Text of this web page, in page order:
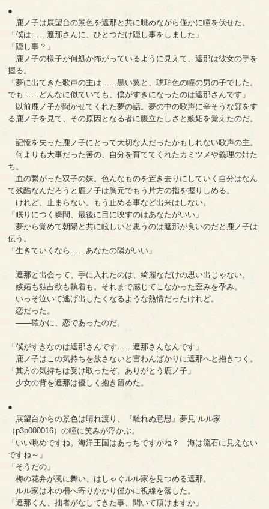
●
鹿ノ子は展望台の景色を遮那と共に眺めながら僅かに瞳を伏せた。
「僕は……遮那さんに、ひとつだけ隠し事をしました」
「隠し事？」
鹿ノ子の様子が何処か怖がっているように見えて、遮那は彼女の手を
握る。
「夢に出てきた歌声の主は……黒い翼と、琥珀色の瞳の男の子でした。
でも……どんなに似ていても、僕がすきになったのは遮那さんです」
以前鹿ノ子が聞かせてくれた夢の話。夢の中の歌声に辛そうな顔をす
る鹿ノ子を見て、その原因となる者に腹立たしさと嫉妬を覚えたのだ。
記憶を失った鹿ノ子にとって大切な人だったかもしれない歌声の主。
何よりも大事だった筈の、自分を育ててくれたカミツメや義理の姉た
ち。
血の繋がった双子の妹。色んなものを置き去りにしていく自分はなん
て残酷なんだろうと鹿ノ子は胸元でもう片方の指を握りしめる。
けれど、止まらない。もう止める事など出来はしない。
「眠りにつく瞬間、最後に目に映すのはあなたがいい」
夢から覚めて朝陽と共に眩しいと思うのは遮那が良いのだと鹿ノ子は
伝う。
「生きていくなら……あなたの隣がいい」
遮那と出会って、手に入れたのは、綺麗なだけの思い出じゃない。
嫉妬も独占欲も執着も。それまで感じてこなかった歪みを孕み。
いっそ泣いて逃げ出したくなるような熱情だったけれど。
恋だった。
――確かに、恋であったのだ。
「僕がすきなのは遮那さんです……遮那さんなんです」
鹿ノ子はこの気持ちを放さないと言わんばかりに遮那へと抱きつく。
「其方の気持ちは受け取ったぞ。ありがとう鹿ノ子」
少女の背を遮那は優しく抱き留めた。
●
展望台からの景色は晴れ渡り、『離れぬ意思』夢見 ルル家
（p3p000016）の瞳に笑みが浮かぶ。
「いい眺めですね。海洋王国はあっちですかね？ 海は流石に見えない
ですね～」
「そうだの」
梅の花弁が風に舞い、はしゃぐルル家を見つめる遮那。
ルル家は木の柵へ寄りかかり僅かに視線を落した。
「遮那くん、拙者がなしてきた事、聞いて頂けますか」